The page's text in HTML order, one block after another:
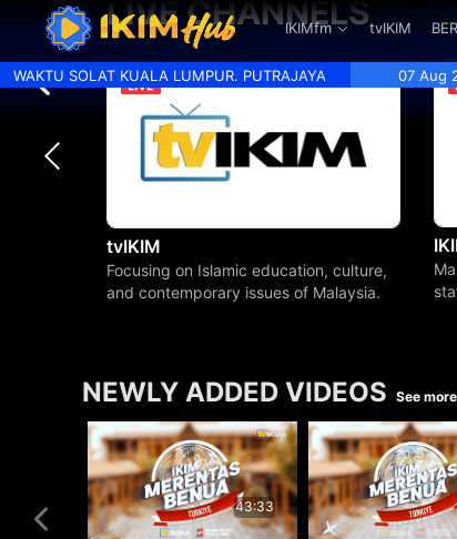
IKIMfm tvIKIM
WAKTU SOLAT KUALA LUMPUR. PUTRAJAYA 07 Aug
LIVE CHANNELS
tvIKIM
Focusing on Islamic education, culture,
and contemporary issues of Malaysia.
NEWLY ADDED VIDEOS See more
43:33